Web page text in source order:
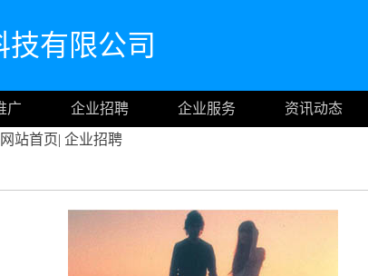
有限公司
广 企业招聘 企业服务 资讯动态
网站首页| 企业招聘